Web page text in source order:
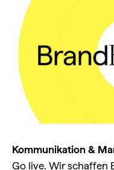
Kommunikation &
Go live. Wir schaffen